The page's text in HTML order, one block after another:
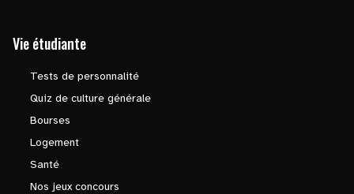
Vie étudiante
Tests de personnalité
Quiz de culture générale
Bourses
Logement
Santé
Nos jeux concours